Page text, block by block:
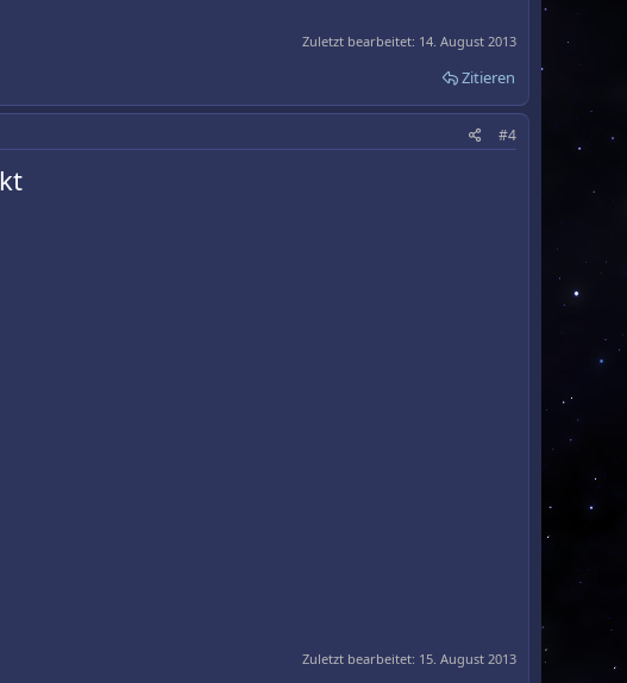
Zuletzt bearbeitet: 14. August 2013
Zitieren
#4
Zuletzt bearbeitet: 15. August 2013